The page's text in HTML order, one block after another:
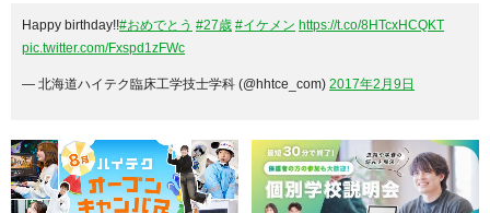
Happy birthday!!#おめでとう #27歳 #イケメン https://t.co/8HTcxHCQKT
pic.twitter.com/Fxspd1zFWc
— 北海道ハイテク臨床工学技士学科 (@hhtce_com) 2017年2月9日